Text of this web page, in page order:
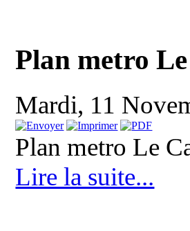
Plan metro
Mardi, 11
Plan metro Le
Lire la suite...